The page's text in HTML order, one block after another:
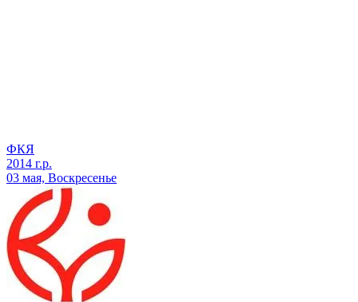
ФКЯ
2014 г.р.
03 мая, Воскресенье